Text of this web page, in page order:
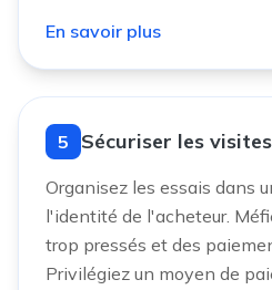
En savoir plus
5 Sécuriser les visites
Organisez les essais dans
l'identité de l'acheteur.
trop pressés et des
Privilégiez un moyen de